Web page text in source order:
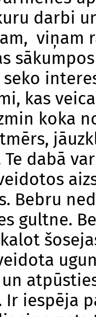
darbi
viņam
seko
kas
koka
dabā
Bebru
gultne.
iespēja